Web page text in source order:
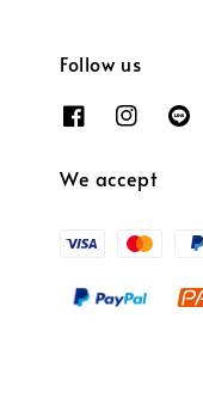
Follow us
We accept